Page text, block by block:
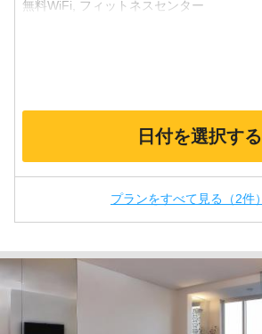
日付を選択する
プランをすべて見る（2件）